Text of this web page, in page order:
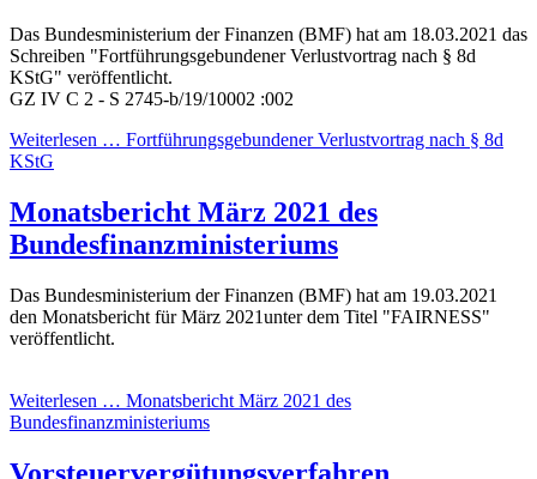
Das Bundesministerium der Finanzen (BMF) hat am 18.03.2021 das
Schreiben "Fortführungsgebundener Verlustvortrag nach § 8d
KStG" veröffentlicht.
GZ IV C 2 - S 2745-b/19/10002 :002
Weiterlesen … Fortführungsgebundener Verlustvortrag nach § 8d
KStG
Monatsbericht März 2021 des
Bundesfinanzministeriums
Das Bundesministerium der Finanzen (BMF) hat am 19.03.2021
den Monatsbericht für März 2021unter dem Titel "FAIRNESS"
veröffentlicht.
Weiterlesen … Monatsbericht März 2021 des
Bundesfinanzministeriums